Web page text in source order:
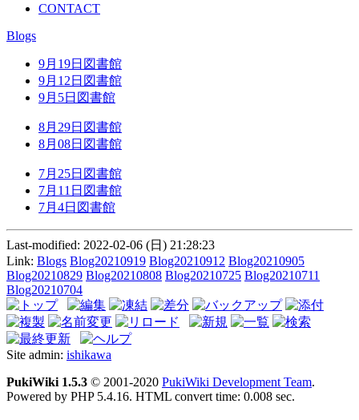
CONTACT
Blogs
9月19日図書館
9月12日図書館
9月5日図書館
8月29日図書館
8月08日図書館
7月25日図書館
7月11日図書館
7月4日図書館
Last-modified: 2022-02-06 (日) 21:28:23
Link: Blogs Blog20210919 Blog20210912 Blog20210905
Blog20210829 Blog20210808 Blog20210725 Blog20210711
Blog20210704
Site admin: ishikawa
PukiWiki 1.5.3 © 2001-2020 PukiWiki Development Team.
Powered by PHP 5.4.16. HTML convert time: 0.008 sec.